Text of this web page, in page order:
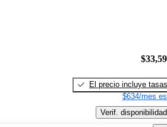
El precio incluye tasas
$634/mes
Verif. disponibilidad